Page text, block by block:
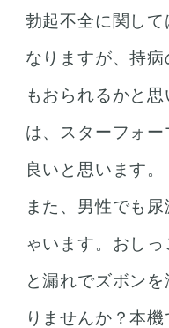
勃起不全に関し
なりますが、持
もおられるかと
は、スターフォ
良いと思います。
また、男性でも
ゃいます。おし
と漏れでズボン
りませんか？本